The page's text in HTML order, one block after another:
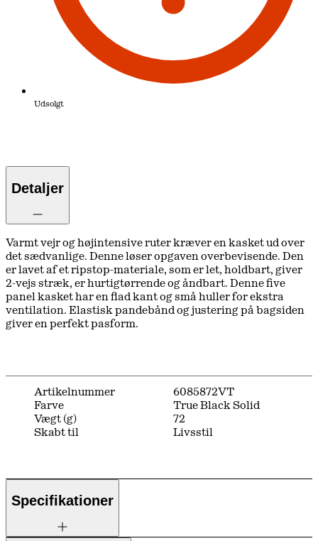
Udsolgt
Detaljer
Varmt vejr og højintensive ruter kræver en kasket ud over
det sædvanlige. Denne løser opgaven overbevisende. Den
er lavet af et ripstop-materiale, som er let, holdbart, giver
2-vejs stræk, er hurtigtørrende og åndbart. Denne five
panel kasket har en flad kant og små huller for ekstra
ventilation. Elastisk pandebånd og justering på bagsiden
giver en perfekt pasform.
Artikelnummer
6085872VT
Farve
True Black Solid
Vægt (g)
72
Skabt til
Livsstil
Specifikationer